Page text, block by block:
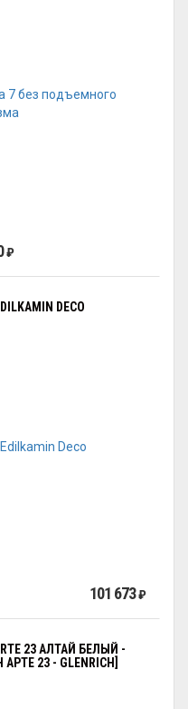
₽
DECO
101 673₽
23 АЛТАЙ БЕЛЫЙ -
23 - GLENRICH]